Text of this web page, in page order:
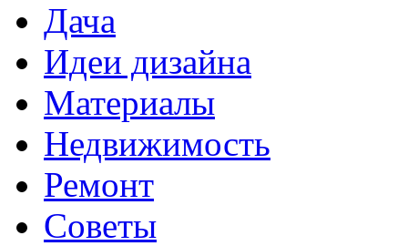
Дача
Идеи дизайна
Материалы
Недвижимость
Ремонт
Советы